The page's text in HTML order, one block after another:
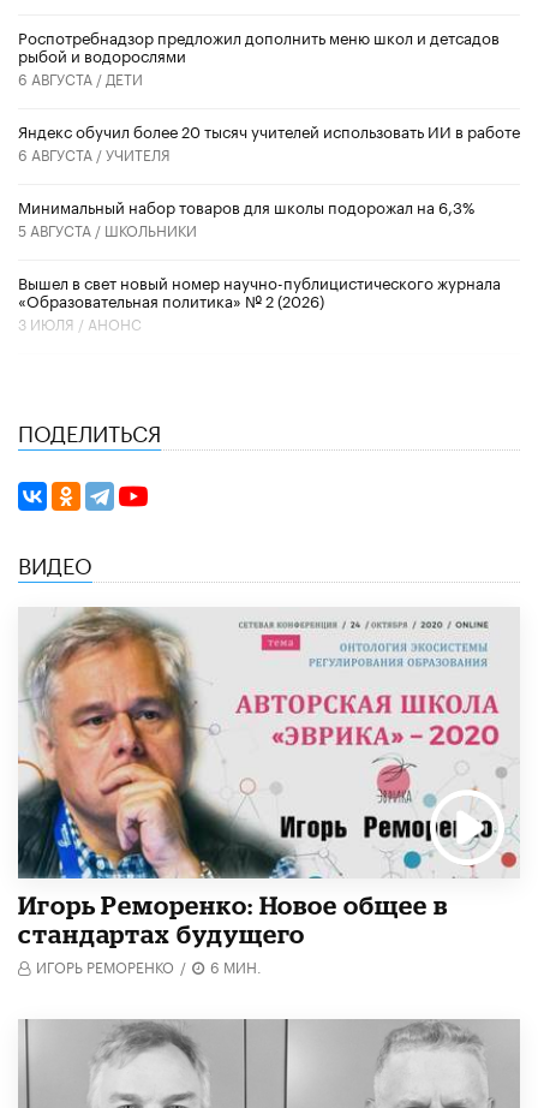
Роспотребнадзор предложил дополнить меню школ и детсадов
рыбой и водорослями
6 АВГУСТА / ДЕТИ
​Яндекс обучил более 20 тысяч учителей использовать ИИ в работе
6 АВГУСТА /УЧИТЕЛЯ
Минимальный набор товаров для школы подорожал на 6,3%
5 АВГУСТА / ШКОЛЬНИКИ
Вышел в свет новый номер научно-публицистического журнала
«Образовательная политика» № 2 (2026)
3 ИЮЛЯ / АНОНС
ПОДЕЛИТЬСЯ
ВИДЕО
Игорь Реморенко: Новое общее в
стандартах будущего
ИГОРЬ РЕМОРЕНКО / 6 МИН.